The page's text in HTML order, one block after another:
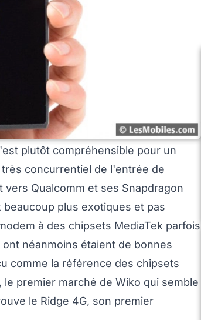
plutôt compréhensible pour un
concurrentiel de l'entrée de
Qualcomm et ses Snapdragon
plus exotiques et pas
à des chipsets MediaTek parfois
néanmoins étaient de bonnes
comme la référence des chipsets
premier marché de Wiko qui semble
le Ridge 4G, son premier